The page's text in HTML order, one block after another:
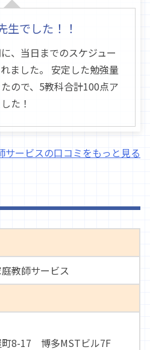
生でした！！
、当日までのスケジュー
ました。 安定した勉強量
ので、5教科合計100点ア
た！
サービスの口コミをもっと見る
教師サービス
町8-17 博多MSTビル7F